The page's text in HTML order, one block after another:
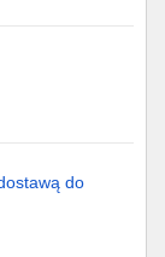
do